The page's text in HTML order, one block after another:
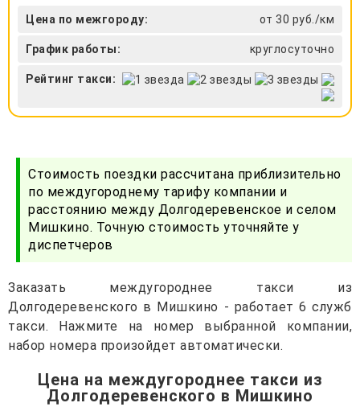
Цена по межгороду: от 30 руб./км
График работы: круглосуточно
Рейтинг такси:
Стоимость поездки рассчитана приблизительно
по междугороднему тарифу компании и
расстоянию между Долгодеревенское и селом
Мишкино. Точную стоимость уточняйте у
диспетчеров
Заказать междугороднее такси из
Долгодеревенского в Мишкино - работает 6 служб
такси. Нажмите на номер выбранной компании,
набор номера произойдет автоматически.
Цена на междугороднее такси из
Долгодеревенского в Мишкино